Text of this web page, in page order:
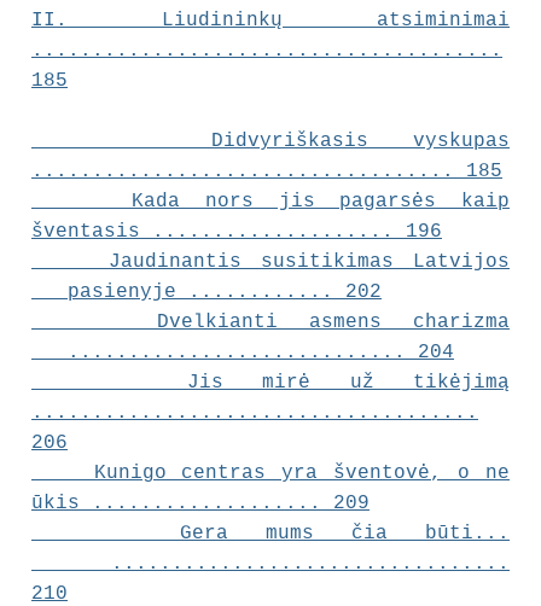
II. Liudininkų atsiminimai
.......................................
185
Didvyriškasis vyskupas
................................... 185
Kada nors jis pagarsės kaip
šventasis .................... 196
Jaudinantis susitikimas Latvijos
pasienyje ............ 202
Dvelkianti asmens charizma
............................ 204
Jis mirė už tikėjimą
.....................................
206
Kunigo centras yra šventovė, o ne
ūkis ................... 209
Gera mums čia būti...
.................................
210